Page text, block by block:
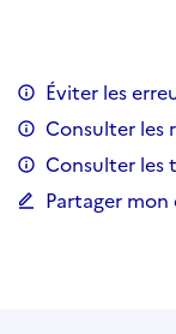
Éviter les
Consulter les
Consulter les
Partager